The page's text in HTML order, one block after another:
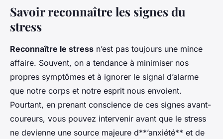
Savoir reconnaître les signes du
stress
Reconnaître le stress n’est pas toujours une mince
affaire. Souvent, on a tendance à minimiser nos
propres symptômes et à ignorer le signal d’alarme
que notre corps et notre esprit nous envoient.
Pourtant, en prenant conscience de ces signes avant-
coureurs, vous pouvez intervenir avant que le stress
ne devienne une source majeure d**’anxiété** et de